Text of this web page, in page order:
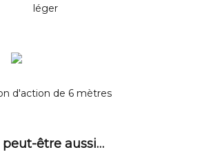
léger
d'action de 6 mètres
être aussi…